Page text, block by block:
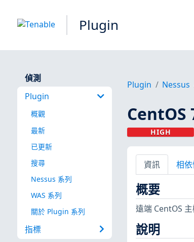
Plugin
偵測
Plugin
概觀
最新
已更新
搜尋
Nessus 系列
WAS 系列
關於 Plugin 系列
指標
Plugin Nessus
CentOS
HIGH
資訊 相
概要
遠端 CentOS
說明